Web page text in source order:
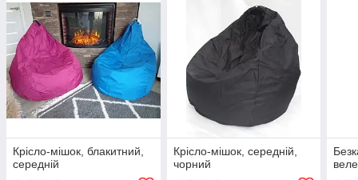
Крісло-мішок, блакитний,
середній
Крісло-мішок, середній,
чорний